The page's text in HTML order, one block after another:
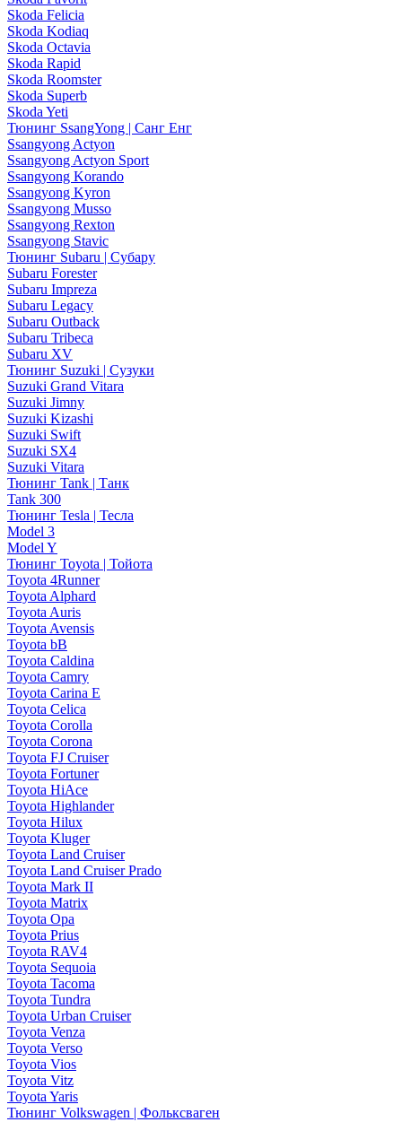
Skoda Felicia
Skoda Kodiaq
Skoda Octavia
Skoda Rapid
Skoda Roomster
Skoda Superb
Skoda Yeti
Тюнинг SsangYong | Санг Енг
Ssangyong Actyon
Ssangyong Actyon Sport
Ssangyong Korando
Ssangyong Kyron
Ssangyong Musso
Ssangyong Rexton
Ssangyong Stavic
Тюнинг Subaru | Субару
Subaru Forester
Subaru Impreza
Subaru Legacy
Subaru Outback
Subaru Tribeca
Subaru XV
Тюнинг Suzuki | Сузуки
Suzuki Grand Vitara
Suzuki Jimny
Suzuki Kizashi
Suzuki Swift
Suzuki SX4
Suzuki Vitara
Тюнинг Tank | Танк
Tank 300
Тюнинг Tesla | Тесла
Model 3
Model Y
Тюнинг Toyota | Тойота
Toyota 4Runner
Toyota Alphard
Toyota Auris
Toyota Avensis
Toyota bB
Toyota Caldina
Toyota Camry
Toyota Carina E
Toyota Celica
Toyota Corolla
Toyota Corona
Toyota FJ Cruiser
Toyota Fortuner
Toyota HiAce
Toyota Highlander
Toyota Hilux
Toyota Kluger
Toyota Land Cruiser
Toyota Land Cruiser Prado
Toyota Mark II
Toyota Matrix
Toyota Opa
Toyota Prius
Toyota RAV4
Toyota Sequoia
Toyota Tacoma
Toyota Tundra
Toyota Urban Cruiser
Toyota Venza
Toyota Verso
Toyota Vios
Toyota Vitz
Toyota Yaris
Тюнинг Volkswagen | Фольксваген